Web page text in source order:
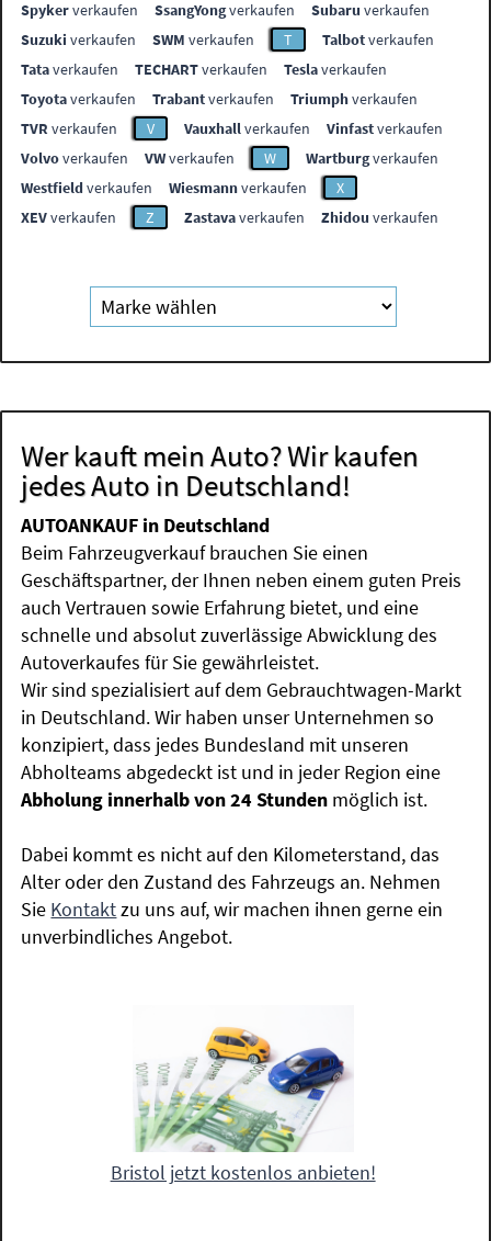
Spykerverkaufen SsangYongverkaufen Subaru verkaufen
Suzuki verkaufen SWM verkaufen T Talbotverkaufen
Tataverkaufen TECHARTverkaufen Teslaverkaufen
Toyotaverkaufen Trabantverkaufen Triumphverkaufen
TVR verkaufen V Vauxhallverkaufen Vinfastverkaufen
Volvoverkaufen VWverkaufen W Wartburgverkaufen
Westfieldverkaufen Wiesmannverkaufen
X
XEVverkaufen Z Zastavaverkaufen Zhidou verkaufen
Wer kauft mein Auto? Wir kaufen
jedes Auto in Deutschland!
AUTOANKAUF in Deutschland
Beim Fahrzeugverkauf brauchen Sie einen
Geschäftspartner, der Ihnen neben einem guten Preis
auch Vertrauen sowie Erfahrung bietet, und eine
schnelle und absolut zuverlässige Abwicklung des
Autoverkaufes für Sie gewährleistet.
Wir sind spezialisiert auf dem Gebrauchtwagen-Markt
in Deutschland. Wir haben unser Unternehmen so
konzipiert, dass jedes Bundesland mit unseren
Abholteams abgedeckt ist und in jeder Region eine
Abholung innerhalb von 24 Stunden möglich ist.
Dabei kommt es nicht auf den Kilometerstand, das
Alter oder den Zustand des Fahrzeugs an. Nehmen
Sie Kontaktzu uns auf, wir machen ihnen gerne ein
unverbindliches Angebot.
Bristol jetzt kostenlos anbieten!